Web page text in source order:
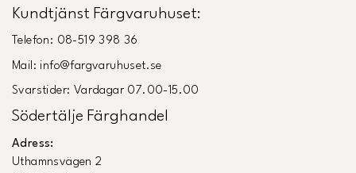
Kundtjänst Färgvaruhuset:
Telefon: 08-519 398 36
Mail: info@fargvaruhuset.se
Svarstider: Vardagar 07.00-15.00
Södertälje Färghandel
Adress:
Uthamnsvägen 2